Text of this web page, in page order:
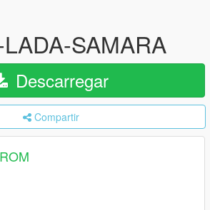
SAMARA
Descarregar
Compartir